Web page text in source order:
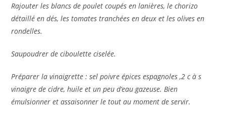
Rajouter les blancs de poulet coupés en lanières, le chorizo
détaillé en dés, les tomates tranchées en deux et les olives en
rondelles.
Saupoudrer de ciboulette ciselée.
Préparer la vinaigrette : sel poivre épices espagnoles ,2 c à s
vinaigre de cidre, huile et un peu d’eau gazeuse. Bien
émulsionner et assaisonner le tout au moment de servir.